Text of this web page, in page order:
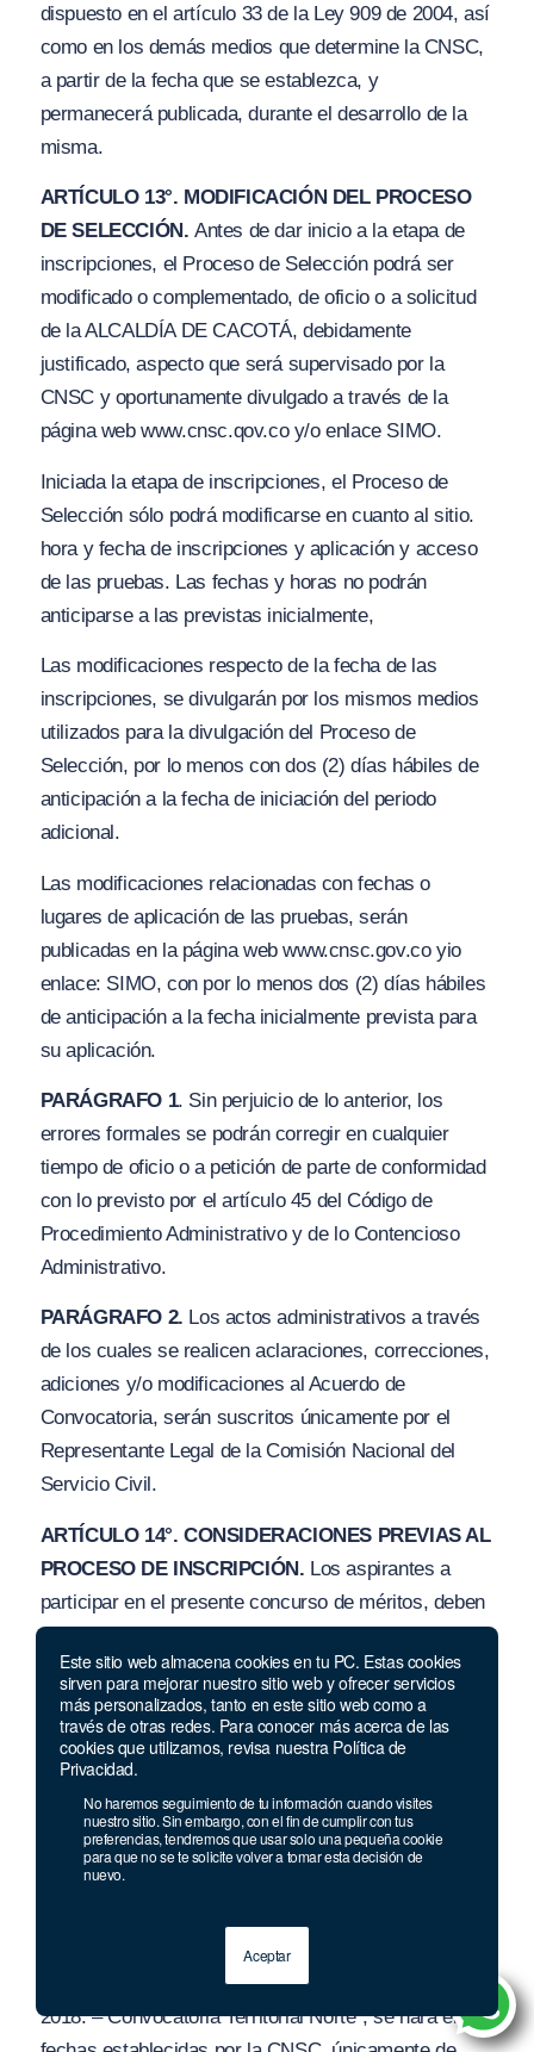
Este sitio web almacena cookies en tu PC. Estas cookies
sirven para mejorar nuestro sitio web y ofrecer servicios
más personalizados, tanto en este sitio web como a
través de otras redes. Para conocer más acerca de las
cookies que utilizamos, revisa nuestra Política de
Privacidad.
No haremos seguimiento de tu información cuando visites
nuestro sitio. Sin embargo, con el fin de cumplir con tus
preferencias, tendremos que usar solo una pequeña cookie
para que no se te solicite volver a tomar esta decisión de
nuevo.
Aceptar
dispuesto en el artículo 33 de la Ley 909 de 2004, así
como en los demás medios que determine la CNSC,
a partir de la fecha que se establezca, y
permanecerá publicada, durante el desarrollo de la
misma.
ARTÍCULO 13°. MODIFICACIÓN DEL PROCESO
DE SELECCIÓN. Antes de dar inicio a la etapa de
inscripciones, el Proceso de Selección podrá ser
modificado o complementado, de oficio o a solicitud
de la ALCALDÍA DE CACOTÁ, debidamente
justificado, aspecto que será supervisado por la
CNSC y oportunamente divulgado a través de la
página web www.cnsc.qov.co y/o enlace SIMO.
Iniciada la etapa de inscripciones, el Proceso de
Selección sólo podrá modificarse en cuanto al sitio.
hora y fecha de inscripciones y aplicación y acceso
de las pruebas. Las fechas y horas no podrán
anticiparse a las previstas inicialmente,
Las modificaciones respecto de la fecha de las
inscripciones, se divulgarán por los mismos medios
utilizados para la divulgación del Proceso de
Selección, por lo menos con dos (2) días hábiles de
anticipación a la fecha de iniciación del periodo
adicional.
Las modificaciones relacionadas con fechas o
lugares de aplicación de las pruebas, serán
publicadas en la página web www.cnsc.gov.co yio
enlace: SIMO, con por lo menos dos (2) días hábiles
de anticipación a la fecha inicialmente prevista para
su aplicación.
PARÁGRAFO 1. Sin perjuicio de lo anterior, los
errores formales se podrán corregir en cualquier
tiempo de oficio o a petición de parte de conformidad
con lo previsto por el artículo 45 del Código de
Procedimiento Administrativo y de lo Contencioso
Administrativo.
PARÁGRAFO 2. Los actos administrativos a través
de los cuales se realicen aclaraciones, correcciones,
adiciones y/o modificaciones al Acuerdo de
Convocatoria, serán suscritos únicamente por el
Representante Legal de la Comisión Nacional del
Servicio Civil.
ARTÍCULO 14°. CONSIDERACIONES PREVIAS AL
PROCESO DE INSCRIPCIÓN. Los aspirantes a
participar en el presente concurso de méritos, deben
tener en cuenta las siguientes consideraciones antes
de iniciar su proceso de inscripción
El aspirante debe registrarse en SIMO, en la
opción“Registrarse”.diligenciar todos los datos
pasos del formulario denominado “Registro de
Ciudadano’. Al respecto. cabe precisar que el
2 La inscripción al ‘Proceso de Selección No. 782 de
2018. – Convocatoria Territorial Norte”,se hará en las